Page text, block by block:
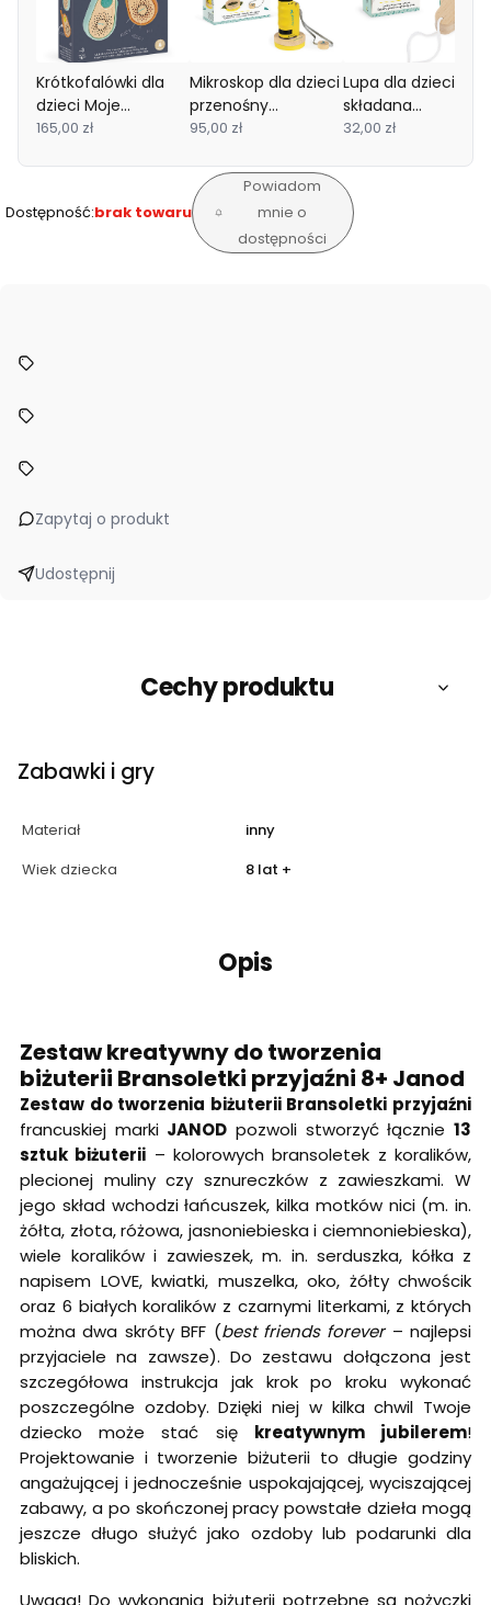
Krótkofalówki dla
dzieci Moje
pierwsze walkie
165,00 zł
Mikroskop dla dzieci
przenośny
kieszonkowy 3+
95,00 zł
Lupa dla dzieci
składana
kieszonkowa 3+
32,00 zł
Dostępność:brak towaru
Powiadom
mnie o
dostępności
Zapytaj o produkt
Udostępnij
Cechy produktu
Zabawki i gry
Materiał
inny
Wiek dziecka
8 lat +
Opis
Zestaw kreatywny do tworzenia
biżuterii Bransoletki przyjaźni 8+ Janod
Zestaw do tworzenia biżuterii Bransoletki przyjaźni
francuskiej marki JANOD pozwoli stworzyć łącznie13
sztuk biżuterii – kolorowych bransoletek z koralików,
plecionej muliny czy sznureczków z zawieszkami. W
jego skład wchodzi łańcuszek, kilka motków nici (m. in.
żółta, złota, różowa, jasnoniebieska i ciemnoniebieska),
wiele koralików i zawieszek, m. in. serduszka, kółka z
napisem LOVE, kwiatki, muszelka, oko, żółty chwościk
oraz 6 białych koralików z czarnymi literkami, z których
można dwa skróty BFF (best friends forever– najlepsi
przyjaciele na zawsze). Do zestawu dołączona jest
szczegółowa instrukcja jak krok po kroku wykonać
poszczególne ozdoby. Dzięki niej w kilka chwil Twoje
dziecko może stać się kreatywnym jubilerem!
Projektowanie i tworzenie biżuterii to długie godziny
angażującej i jednocześnie uspokajającej, wyciszającej
zabawy, a po skończonej pracy powstałe dzieła mogą
jeszcze długo służyć jako ozdoby lub podarunki dla
bliskich.